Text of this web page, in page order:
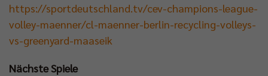
https://sportdeutschland.tv/cev-champions-league-
volley-maenner/cl-maenner-berlin-recycling-volleys-
vs-greenyard-maaseik
Nächste Spiele